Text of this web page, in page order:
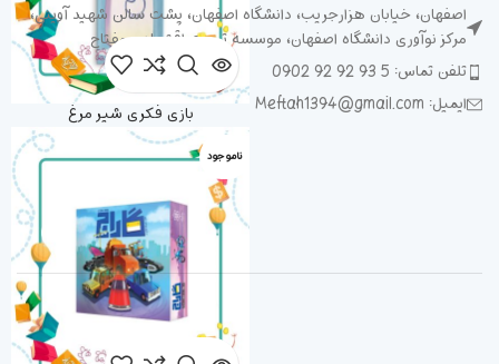
بازی فکری شیر مرغ
ناموجود
اصفهان، خیابان هزارجریب، دانشگاه اصفهان، پشت سالن شهید آوینی،
مرکز نوآوری دانشگاه اصفهان، موسسه تربیت اقتصادی مفتاح
تلفن تماس: 5 93 92 92 0902
ایمیل: Meftah1394@gmail.com